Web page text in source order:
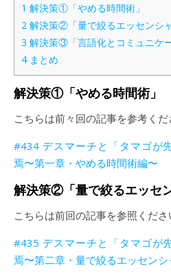
1 解決策①「やめる時間術」
2 解決策②「量で絞るエッセンシ
3 解決策③「言語化とコミュニケ
4まとめ
解決策①「やめる時間術」
こちらは前々回の記事を参考くだ
#434 デスマーチと「タマゴが
焉〜第一章・やめる時間術編〜
解決策②「量で絞るエッセ
こちらは前回の記事を参照くださ
#435 デスマーチと「タマゴが
焉〜第二章・量で絞るエッセン